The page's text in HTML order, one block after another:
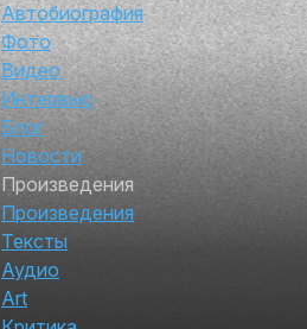
Автобиография
Фото
Видео
Интервью
Блог
Новости
Произведения
Произведения
Тексты
Аудио
Art